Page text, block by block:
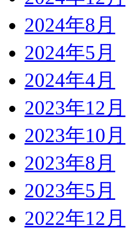
2024年8月
2024年5月
2024年4月
2023年12月
2023年10月
2023年8月
2023年5月
2022年12月